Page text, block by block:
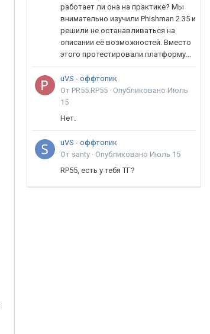
работает ли она на практике? Мы
внимательно изучили Phishman 2.35 и
решили не останавливаться на
описании её возможностей. Вместо
этого протестировали платформу...
uVS - оффтопик
От PR55.RP55 · Опубликовано Июль
15
Нет.
uVS - оффтопик
От santy · Опубликовано Июль 15
RP55, есть у тебя ТГ?